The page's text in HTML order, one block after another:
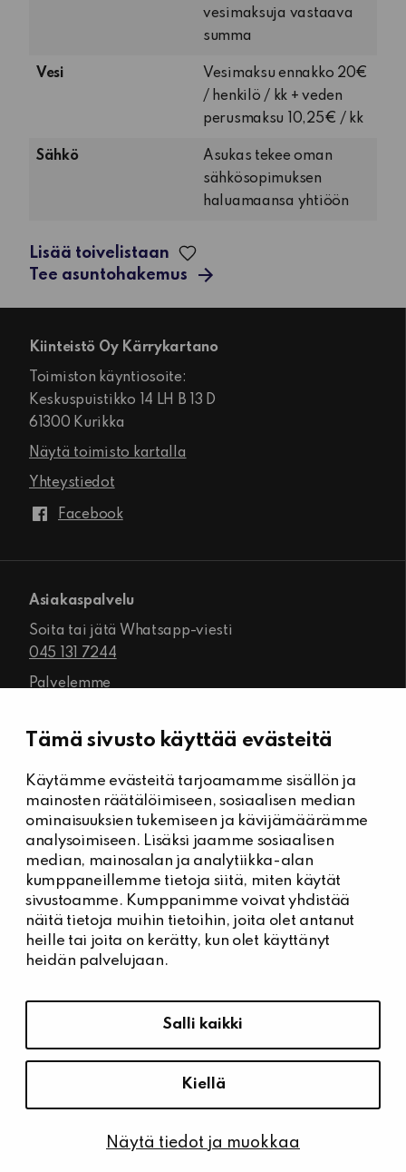
Tämä sivusto käyttää evästeitä
Käytämme evästeitä tarjoamamme sisällön ja
mainosten räätälöimiseen, sosiaalisen median
ominaisuuksien tukemiseen ja kävijämäärämme
analysoimiseen. Lisäksi jaamme sosiaalisen
median, mainosalan ja analytiikka-alan
kumppaneillemme tietoja siitä, miten käytät
sivustoamme. Kumppanimme voivat yhdistää
näitä tietoja muihin tietoihin, joita olet antanut
heille tai joita on kerätty, kun olet käyttänyt
heidän palvelujaan.
Salli kaikki
Kiellä
Näytä tiedot ja muokkaa
vesimaksuja vastaava
summa
Vesi
Vesimaksu ennakko 20€
/ henkilö / kk + veden
perusmaksu 10,25€ / kk
Sähkö
Asukas tekee oman
sähkösopimuksen
haluamaansa yhtiöön
Lisää toivelistaan
Tee asuntohakemus
Kiinteistö Oy Kärrykartano
Toimiston käyntiosoite:
Keskuspuistikko 14 LH B 13 D
61300 Kurikka
Näytä toimisto kartalla
Yhteystiedot
Facebook
Asiakaspalvelu
Soita tai jätä Whatsapp-viesti
045 131 7244
Palvelemme
Kiinteistöhuolto
Päivystysnumero, Kiinteistöässät
044 704 7632
Kiinteistönhuollon yhteystiedot
Tee vikailmoitus
© Kiinteistö Oy Kärrykartano